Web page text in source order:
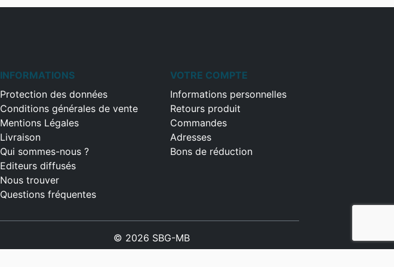
INFORMATIONS
Protection des données
Conditions générales de vente
Mentions Légales
Livraison
Qui sommes-nous ?
Editeurs diffusés
Nous trouver
Questions fréquentes
VOTRE COMPTE
Informations personnelles
Retours produit
Commandes
Adresses
Bons de réduction
© 2026 SBG-MB